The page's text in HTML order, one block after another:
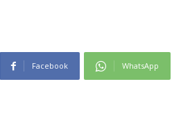
Facebook WhatsApp